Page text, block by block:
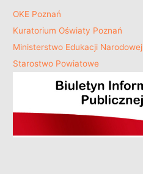
OKE Poznań
Kuratorium Oświaty Poznań
Ministerstwo Edukacji Narodowej
Starostwo Powiatowe